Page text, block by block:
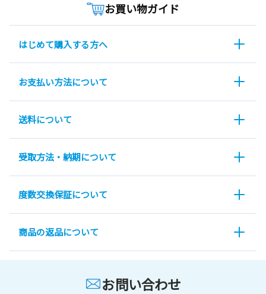
お買い物ガイド
はじめて購入する方へ
お支払い方法について
送料について
受取方法・納期について
度数交換保証について
商品の返品について
お問い合わせ